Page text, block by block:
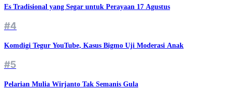
Es Tradisional yang Segar untuk Perayaan 17 Agustus
#4
Komdigi Tegur YouTube, Kasus Bigmo Uji Moderasi Anak
#5
Pelarian Mulia Wirjanto Tak Semanis Gula